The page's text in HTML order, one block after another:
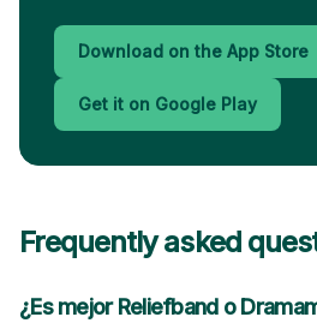
Download on the App Store
Get it on Google Play
Frequently asked
¿Es mejor Reliefband o